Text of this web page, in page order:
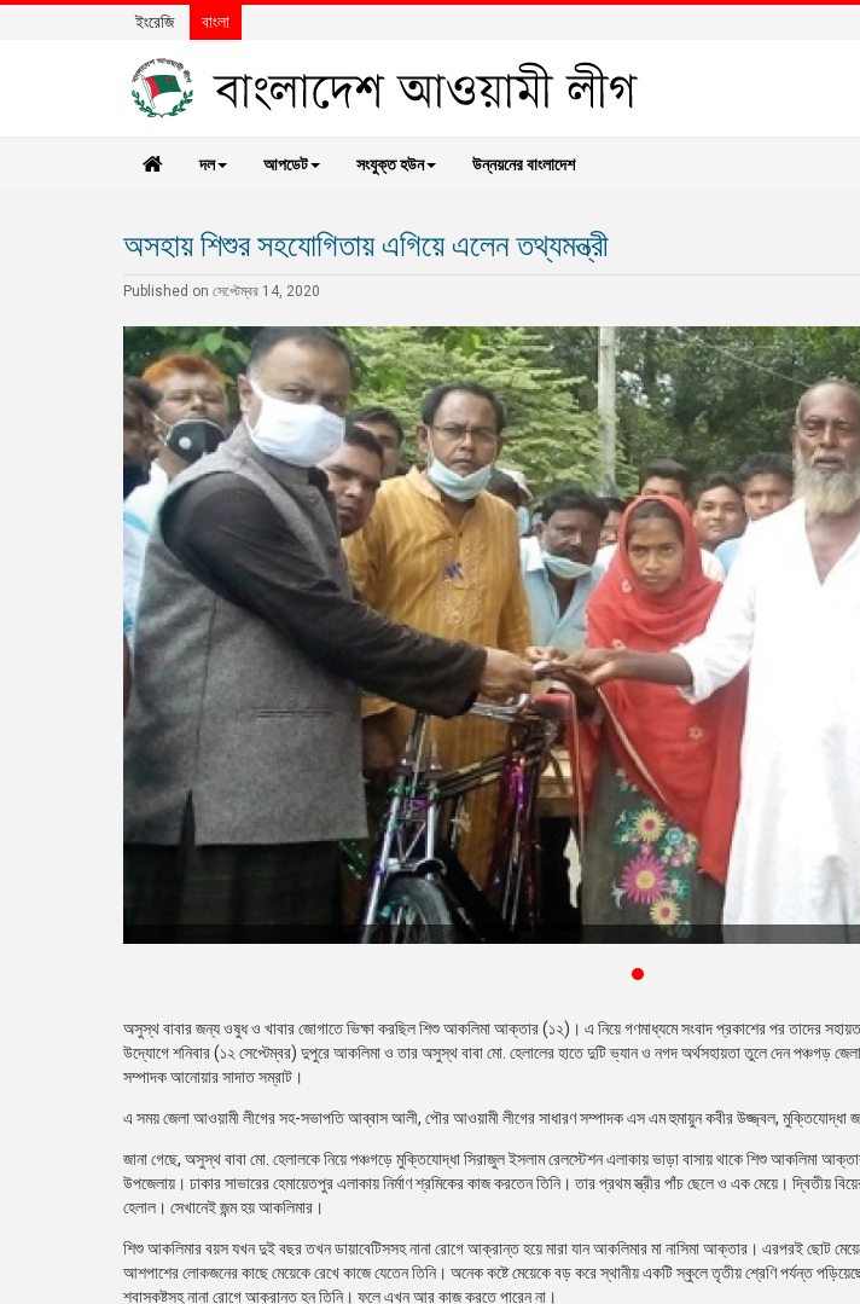
ইংরেজি বাংলা
দল আপডেট সংযুক্ত হউন উন্নয়নের বাংলাদেশ
অসহায় শিশুর সহযোগিতায় এগিয়ে এলেন তথ্যমন্ত্রী
Published on সেপ্টেম্বর 14, 2020
অসুস্থ বাবার জন্য ওষুধ ও খাবার জোগাতে ভিক্ষা করছিল শিশু আকলিমা আক্তার (১২)। এ নিয়ে গণমাধ্যমে সংবাদ প্রকাশের পর তাদের
উদ্যোগে শনিবার (১২ সেপ্টেম্বর) দুপুরে আকলিমা ও তার অসুস্থ বাবা মো. হেলালের হাতে দুটি ভ্যান ও নগদ অর্থসহায়তা তুলে দেন পঞ্চগড়
সম্পাদক আনোয়ার সাদাত সম্রাট।
এ সময় জেলা আওয়ামী লীগের সহ-সভাপতি আব্বাস আলী, পৌর আওয়ামী লীগের সাধারণ সম্পাদক এস এম হুমায়ুন কবীর উজ্জ্বল, মুক্তিযোদ্ধা
জানা গেছে, অসুস্থ বাবা মো. হেলালকে নিয়ে পঞ্চগড়ে মুক্তিযোদ্ধা সিরাজুল ইসলাম রেলস্টেশন এলাকায় ভাড়া বাসায় থাকে শিশু আকলিমা
উপজেলায়। ঢাকার সাভারের হেমায়েতপুর এলাকায় নির্মাণ শ্রমিকের কাজ করতেন তিনি। তার প্রথম স্ত্রীর পাঁচ ছেলে ও এক মেয়ে। দ্বিতীয়
হেলাল। সেখানেই জন্ম হয় আকলিমার।
শিশু আকলিমার বয়স যখন দুই বছর তখন ডায়াবেটিসসহ নানা রোগে আক্রান্ত হয়ে মারা যান আকলিমার মা নাসিমা আক্তার। এরপরই ছোট মেয়েকে
আশপাশের লোকজনের কাছে মেয়েকে রেখে কাজে যেতেন তিনি। অনেক কষ্টে মেয়েকে বড় করে স্থানীয় একটি স্কুলে তৃতীয় শ্রেণি পর্যন্ত
শ্বাসকষ্টসহ নানা রোগে আক্রান্ত হন তিনি। ফলে এখন আর কাজ করতে পারেন না।